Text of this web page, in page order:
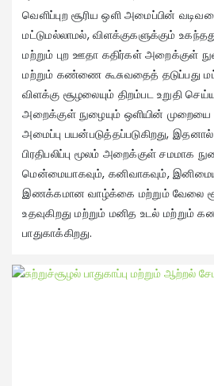
வெளிப்புற சூரிய ஒளி அமைப்பின்
மட்டுமல்லாமல், விளக்குகளுக்கும்
மற்றும் புற ஊதா கதிர்கள் அறைக்குள்
மற்றும் கண்ணை கூசுவதைத் தடுப்பது
விளக்கு சூழலையும் திறம்பட உறுதி
அறைக்குள் நுழையும் ஒளியின்
அமைப்பு பயன்படுத்தப்படுகிறது,
பிரதிபலிப்பு மூலம் அறைக்குள் சமமாக
மென்மையாகவும், கனிவாகவும்,
இணக்கமான வாழ்க்கை மற்றும் வேலை
உதவுகிறது மற்றும் மனித உடல்
பாதுகாக்கிறது.